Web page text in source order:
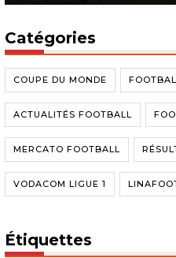
Catégories
COUPE DU MONDE
ACTUALITÉS FOOTBALL
MERCATO FOOTBALL
VODACOM LIGUE 1
Étiquettes